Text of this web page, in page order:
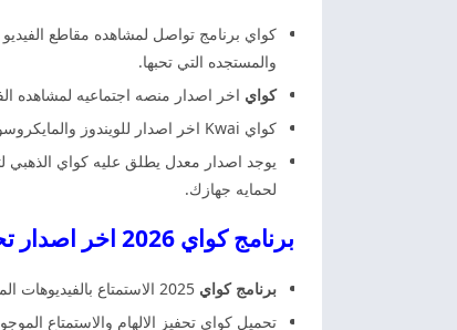
والمستجده التي تحبها.
كواي اخر اصدار منصه اجتماعيه لمشاهده
كواي Kwai اخر اصدار للويندوز والمايكروسوفت للوصول الى المسلسلات والبرامج التلفزيونيه ومشاهده الفيديوهات المضحكه كذلك توفر اصدار اخر عن طريق تحميل محاكي اندرويد.
يوجد اصدار معدل يطلق عليه كواي الذهبي
لحمايه جهازك.
برنامج كواي 2026 اخر اصدار تحميل كواي
برنامج كواي
تحميل كواي تحفيز الالهام والاستمتاع